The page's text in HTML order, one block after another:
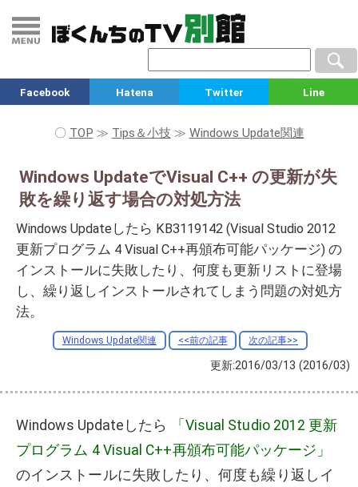
Facebook Hatena Twitter Line
〇 TOP ≫ Tips＆小技 ≫ Windows Update関連
Windows UpdateでVisual C++ の更新が失
敗を繰り返す場合の対処方法
Windows Updateしたら KB3119142 (Visual Studio 2012
更新プログラム 4 Visual C++再頒布可能パッケージ) の
インストールに失敗したり、何度も更新リストに登場
し、繰り返しインストールされてしまう問題の対処方
法。
Windows Update関連 <<前の記事 次の記事>>
更新:2016/03/13 (2016/03)
Windows Updateしたら 「 Visual Studio 2012 更新
プログラム 4 Visual C++再頒布可能パッケージ」
のインストールに失敗したり、何度も繰り返しイ